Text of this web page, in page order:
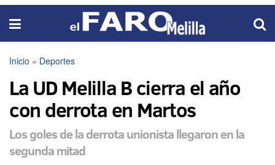
Inicio » Deportes
La UD Melilla B cierra el año
con derrota en Martos
Los goles de la derrota unionista llegaron en la
segunda mitad